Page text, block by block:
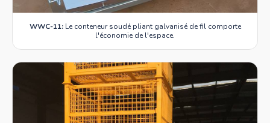
WWC-11:Le conteneur soudé pliant galvanisé de fil comporte
l'économie de l'espace.